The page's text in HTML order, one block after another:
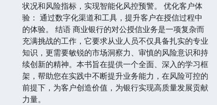
状况和风险指标，实现智能化风控预警。 优化客户体
验： 通过数字化渠道和工具，提升客户在授信过程中
的体验。 结语 商业银行的对公授信业务是一项复杂而
充满挑战的工作，它要求从业人员不仅具备扎实的专业
知识，更需要敏锐的市场洞察力、审慎的风险意识和持
续创新的精神。本书旨在提供一个全面、深入的学习框
架，帮助您在实践中不断提升业务能力，在风险可控的
前提下，为客户创造价值，为银行实现高质量发展贡献
力量。